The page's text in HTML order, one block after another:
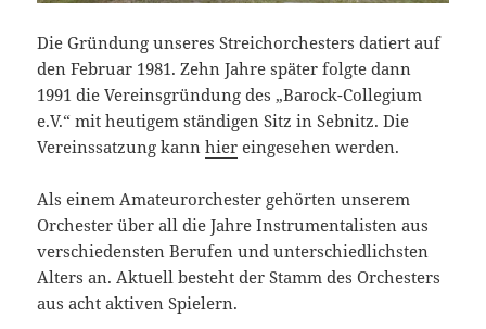
Die Gründung unseres Streichorchesters datiert auf
den Februar 1981. Zehn Jahre später folgte dann
1991 die Vereinsgründung des „Barock-Collegium
e.V.“ mit heutigem ständigen Sitz in Sebnitz. Die
Vereinssatzung kannhier eingesehen werden.
Als einem Amateurorchester gehörten unserem
Orchester über all die Jahre Instrumentalisten aus
verschiedensten Berufen und unterschiedlichsten
Alters an. Aktuell besteht der Stamm des Orchesters
aus acht aktiven Spielern.